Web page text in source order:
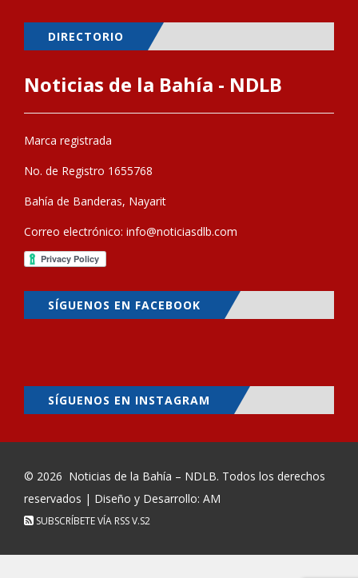
DIRECTORIO
Noticias de la Bahía - NDLB
Marca registrada
No. de Registro 1655768
Bahía de Banderas, Nayarit
Correo electrónico: info@noticiasdlb.com
SÍGUENOS EN FACEBOOK
SÍGUENOS EN INSTAGRAM
© 2026 Noticias de la Bahía – NDLB. Todos los derechos
reservados | Diseño y Desarrollo: AM
SUBSCRÍBETE VÍA RSSV.S2